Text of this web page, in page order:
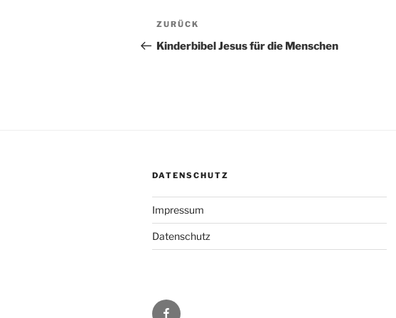
Beitragsnavigation
Vorheriger
Beitrag
ZURÜCK
Kinderbibel Jesus für die Menschen
DATENSCHUTZ
Impressum
Datenschutz
Facebook